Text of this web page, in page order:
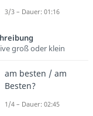
3/3 – Dauer: 01:16
groß oder klein
am besten / am
Besten?
1/4 – Dauer: 02:45